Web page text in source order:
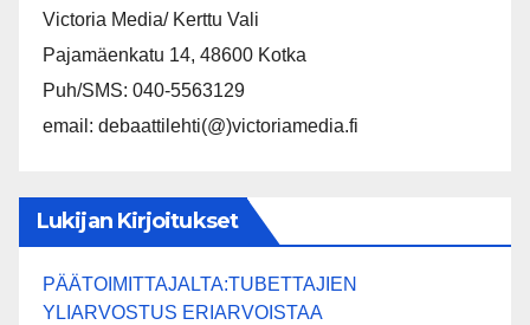
Victoria Media/ Kerttu Vali
Pajamäenkatu 14, 48600 Kotka
Puh/SMS: 040-5563129
email: debaattilehti(@)victoriamedia.fi
Lukijan Kirjoitukset
PÄÄTOIMITTAJALTA:TUBETTAJIEN
YLIARVOSTUS ERIARVOISTAA